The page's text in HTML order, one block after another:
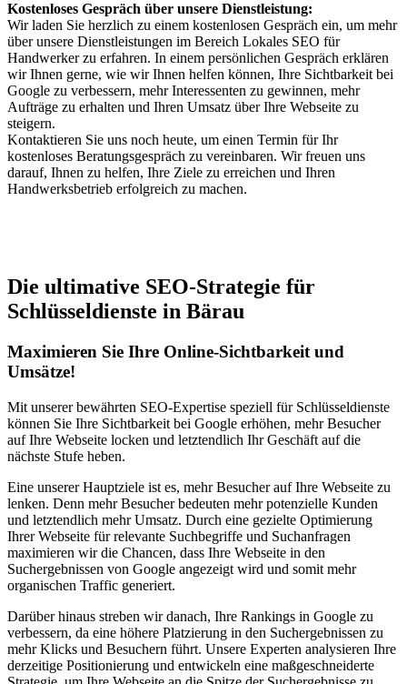
Kostenloses Gespräch über unsere Dienstleistung:
Wir laden Sie herzlich zu einem kostenlosen Gespräch ein, um mehr
über unsere Dienstleistungen im Bereich Lokales SEO für
Handwerker zu erfahren. In einem persönlichen Gespräch erklären
wir Ihnen gerne, wie wir Ihnen helfen können, Ihre Sichtbarkeit bei
Google zu verbessern, mehr Interessenten zu gewinnen, mehr
Aufträge zu erhalten und Ihren Umsatz über Ihre Webseite zu
steigern.
Kontaktieren Sie uns noch heute, um einen Termin für Ihr
kostenloses Beratungsgespräch zu vereinbaren. Wir freuen uns
darauf, Ihnen zu helfen, Ihre Ziele zu erreichen und Ihren
Handwerksbetrieb erfolgreich zu machen.
Die ultimative SEO-Strategie für
Schlüsseldienste in Bärau
Maximieren Sie Ihre Online-Sichtbarkeit und
Umsätze!
Mit unserer bewährten SEO-Expertise speziell für Schlüsseldienste
können Sie Ihre Sichtbarkeit bei Google erhöhen, mehr Besucher
auf Ihre Webseite locken und letztendlich Ihr Geschäft auf die
nächste Stufe heben.
Eine unserer Hauptziele ist es, mehr Besucher auf Ihre Webseite zu
lenken. Denn mehr Besucher bedeuten mehr potenzielle Kunden
und letztendlich mehr Umsatz. Durch eine gezielte Optimierung
Ihrer Webseite für relevante Suchbegriffe und Suchanfragen
maximieren wir die Chancen, dass Ihre Webseite in den
Suchergebnissen von Google angezeigt wird und somit mehr
organischen Traffic generiert.
Darüber hinaus streben wir danach, Ihre Rankings in Google zu
verbessern, da eine höhere Platzierung in den Suchergebnissen zu
mehr Klicks und Besuchern führt. Unsere Experten analysieren Ihre
derzeitige Positionierung und entwickeln eine maßgeschneiderte